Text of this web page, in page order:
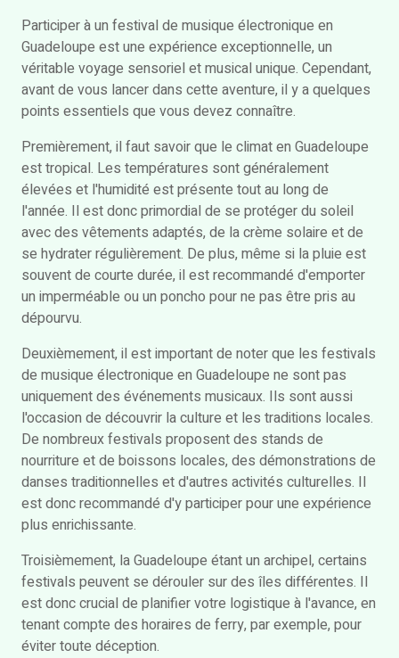
Participer à un festival de musique électronique en
Guadeloupe est une expérience exceptionnelle, un
véritable voyage sensoriel et musical unique. Cependant,
avant de vous lancer dans cette aventure, il y a quelques
points essentiels que vous devez connaître.
Premièrement, il faut savoir que le climat en Guadeloupe
est tropical. Les températures sont généralement
élevées et l'humidité est présente tout au long de
l'année. Il est donc primordial de se protéger du soleil
avec des vêtements adaptés, de la crème solaire et de
se hydrater régulièrement. De plus, même si la pluie est
souvent de courte durée, il est recommandé d'emporter
un imperméable ou un poncho pour ne pas être pris au
dépourvu.
Deuxièmement, il est important de noter que les festivals
de musique électronique en Guadeloupe ne sont pas
uniquement des événements musicaux. Ils sont aussi
l'occasion de découvrir la culture et les traditions locales.
De nombreux festivals proposent des stands de
nourriture et de boissons locales, des démonstrations de
danses traditionnelles et d'autres activités culturelles. Il
est donc recommandé d'y participer pour une expérience
plus enrichissante.
Troisièmement, la Guadeloupe étant un archipel, certains
festivals peuvent se dérouler sur des îles différentes. Il
est donc crucial de planifier votre logistique à l'avance, en
tenant compte des horaires de ferry, par exemple, pour
éviter toute déception.